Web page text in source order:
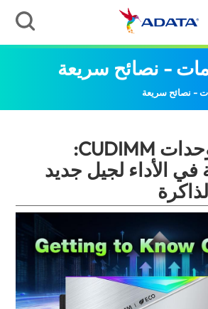
- نصائح سريعة
- نصائح سريعة
تعرف على وحدات CUDIMM:
الأداء لجيل جديد